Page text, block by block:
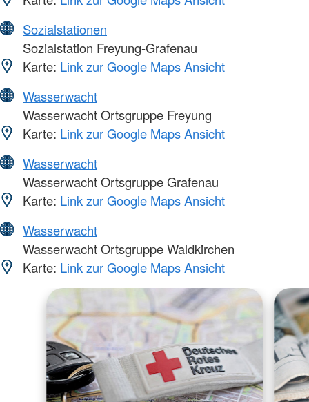
Sozialstationen
Sozialstation Freyung-Grafenau
Karte: Link zur Google Maps Ansicht
Wasserwacht
Wasserwacht Ortsgruppe Freyung
Karte: Link zur Google Maps Ansicht
Wasserwacht
Wasserwacht Ortsgruppe Grafenau
Karte: Link zur Google Maps Ansicht
Wasserwacht
Wasserwacht Ortsgruppe Waldkirchen
Karte: Link zur Google Maps Ansicht